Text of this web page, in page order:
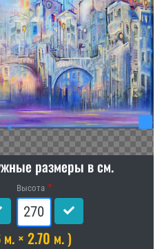
размеры в см.
Высота
× 2.70 м. )